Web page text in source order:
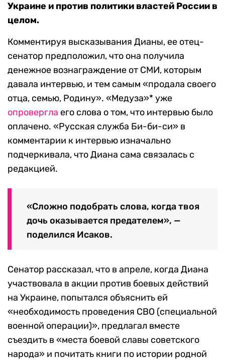
Украине и против политики властей России в
целом.
Комментируя высказывания Дианы, ее отец-
сенатор предположил, что она получила
денежное вознаграждение от СМИ, которым
давала интервью, и тем самым «продала своего
отца, семью, Родину». «Медуза»* уже
опровергла его слова о том, что интервью было
оплачено. «Русская служба Би-би-си» в
комментарии к интервью изначально
подчеркивала, что Диана сама связалась с
редакцией.
«Сложно подобрать слова, когда твоя
дочь оказывается предателем», —
поделился Исаков.
Сенатор рассказал, что в апреле, когда Диана
участвовала в акции против боевых действий
на Украине, попытался объяснить ей
«необходимость проведения СВО (специальной
военной операции)», предлагал вместе
съездить в «места боевой славы советского
народа» и почитать книги по истории родной